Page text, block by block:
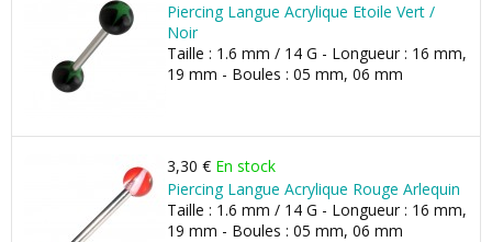
Piercing Langue Acrylique Etoile Vert /
Noir
Taille : 1.6 mm / 14 G - Longueur : 16 mm,
19 mm - Boules : 05 mm, 06 mm
3,30 € En stock
Piercing Langue Acrylique Rouge Arlequin
Taille : 1.6 mm / 14 G - Longueur : 16 mm,
19 mm - Boules : 05 mm, 06 mm